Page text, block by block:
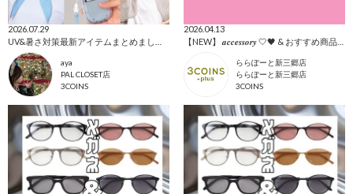
2026.07.29
aya
PAL CLOSET店
3COINS
2026.04.13
【NEW】 𝒂𝒄𝒄𝒆𝒔𝒔𝒐𝒓𝒚 🤍🖤 & おすすめ商品全て🩷
ららぽーと新三郷店
ららぽーと新三郷店
3COINS